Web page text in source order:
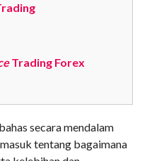
Trading Forex
secara mendalam
tentang bagaimana